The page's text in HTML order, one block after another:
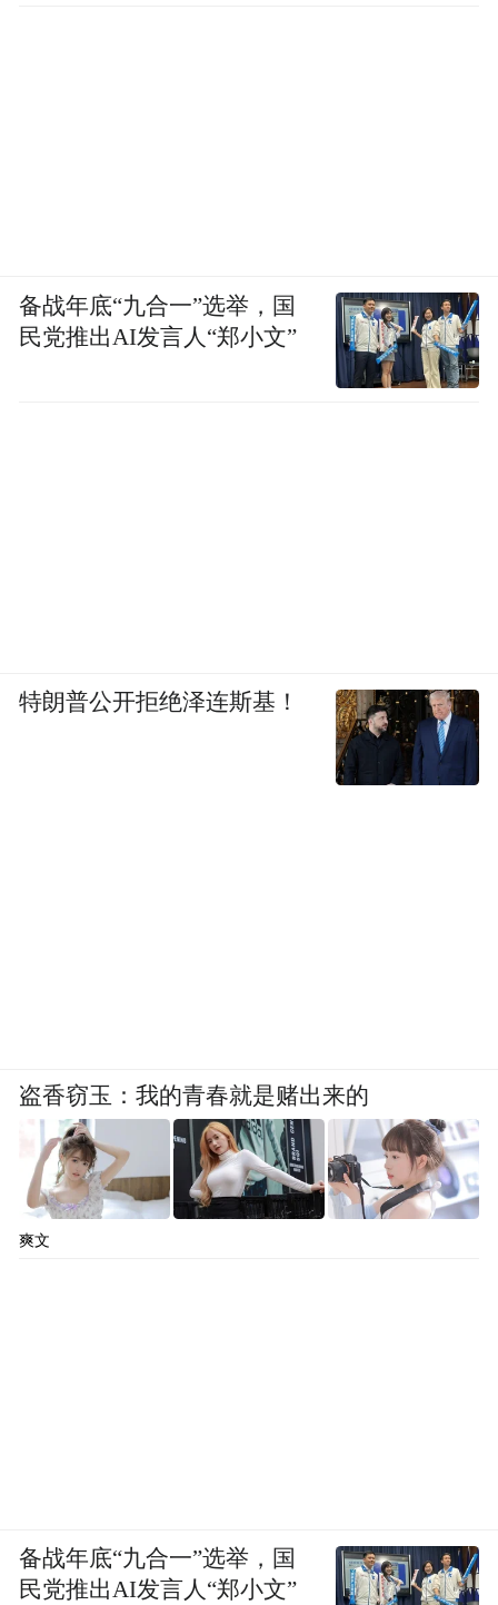
备战年底“九合一”选举，国
民党推出AI发言人“郑小文”
特朗普公开拒绝泽连斯基！
盗香窃玉：我的青春就是赌出来的
爽文
备战年底“九合一”选举，国
民党推出AI发言人“郑小文”